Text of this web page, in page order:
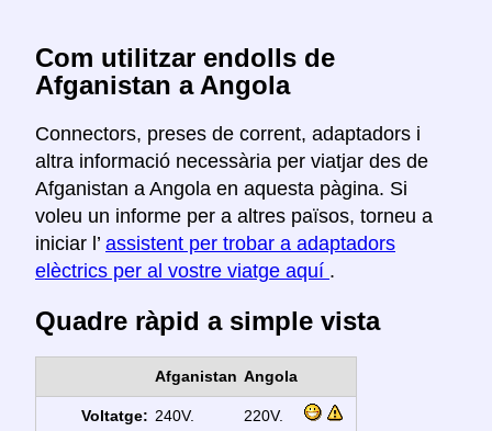
Com utilitzar endolls de
Afganistan a Angola
Connectors, preses de corrent, adaptadors i
altra informació necessària per viatjar des de
Afganistan a Angola en aquesta pàgina. Si
voleu un informe per a altres països, torneu a
iniciar l’ assistent per trobar a adaptadors
elèctrics per al vostre viatge aquí .
Quadre ràpid a simple vista
Afganistan Angola
Voltatge: 240V. 220V.